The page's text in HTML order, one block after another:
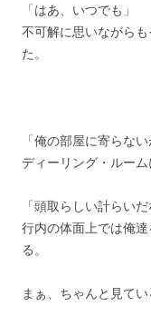
「はあ、いつでも」
不可解に思いながら
た。
「俺の部屋に寄らない
ディーリング・ルーム
「頭取らしい計らいだ
行内の体面上では俺
る。
まぁ、ちゃんと見て